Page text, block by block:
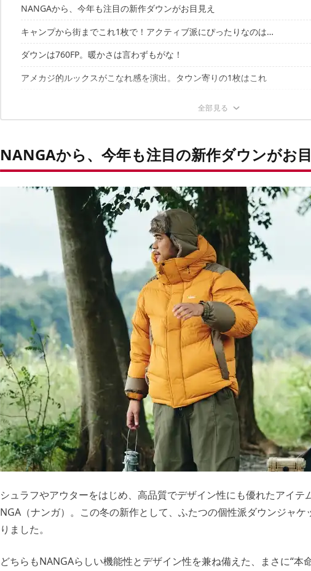
NANGAから、今年も注目の新作ダウンがお目見え
キャンプから街までこれ1枚で！アクティブ派にぴったりなのは…
アウトドアにも強い、タフな1着
ダウンは760FP。暖かさは言わずもがな！
街中でも動きやすく、浮かない
アメカジ的ルックスがこなれ感を演出。タウン寄りの1枚はこれ
コーデュロイなのにストレッチ！？見た目以上に「動ける」ダウン
保温性もばっちり。活動範囲もコーデも広がる
NANGAから、今年も注目の新作ダウンがお
シュラフやアウターをはじめ、高品質でデザイン性にも優れたアイテ
NGA（ナンガ） 。この冬の新作として、ふたつの個性派ダウンジャケ
りました。
どちらもNANGAらしい機能性とデザイン性を兼ね備えた、まさに“本